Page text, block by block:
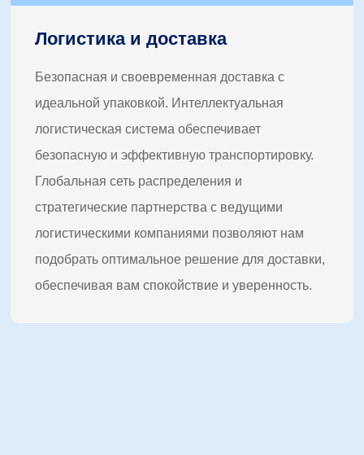
Логистика и доставка
Безопасная и своевременная доставка с
идеальной упаковкой. Интеллектуальная
логистическая система обеспечивает
безопасную и эффективную транспортировку.
Глобальная сеть распределения и
стратегические партнерства с ведущими
логистическими компаниями позволяют нам
подобрать оптимальное решение для доставки,
обеспечивая вам спокойствие и уверенность.